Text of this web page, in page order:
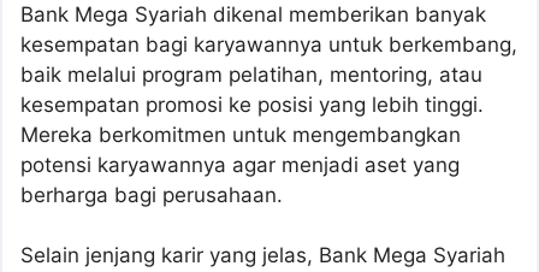
Bank Mega Syariah dikenal memberikan banyak
kesempatan bagi karyawannya untuk berkembang,
baik melalui program pelatihan, mentoring, atau
kesempatan promosi ke posisi yang lebih tinggi.
Mereka berkomitmen untuk mengembangkan
potensi karyawannya agar menjadi aset yang
berharga bagi perusahaan.
Selain jenjang karir yang jelas, Bank Mega Syariah